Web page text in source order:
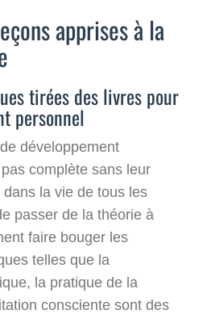
apprises à la
tirées des livres pour
personnel
développement
complète sans leur
la vie de tous les
passer de la théorie à
faire bouger les
telles que la
la pratique de la
consciente sont des